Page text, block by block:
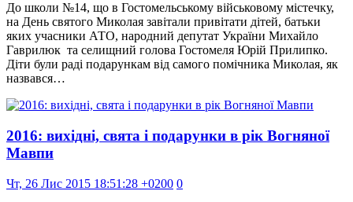
До школи №14, що в Гостомельському військовому містечку,
на День святого Миколая завітали привітати дітей, батьки
яких учасники АТО, народний депутат України Михайло
Гаврилюк та селищний голова Гостомеля Юрій Прилипко.
Діти були раді подарункам від самого помічника Миколая, як
назвався…
2016: вихідні, свята і подарунки в рік Вогняної
Мавпи
Чт, 26 Лис 2015 18:51:28 +0200 0